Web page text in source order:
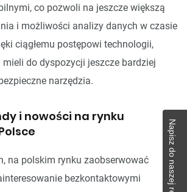
co pozwoli na jeszcze większą
i możliwości analizy danych w czasie
ciągłemu postępowi technologii,
do dyspozycji jeszcze bardziej
narzędzia.
i nowości na rynku
na polskim rynku zaobserwować
bezkontaktowymi
Napisz do naszej redakcji!